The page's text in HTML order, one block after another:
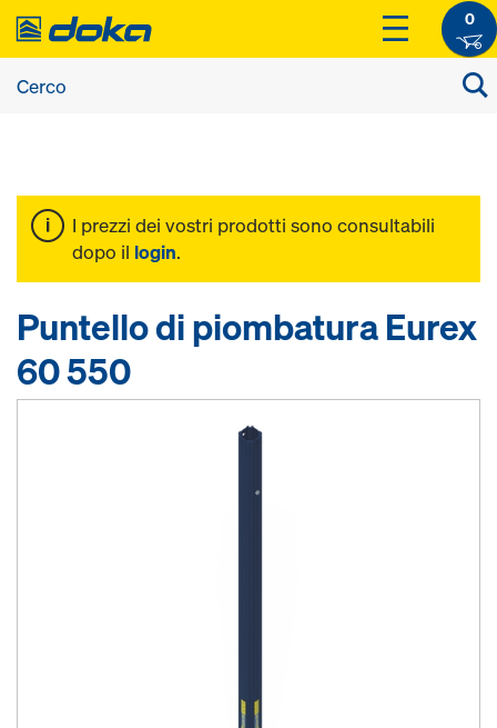
0
I prezzi dei vostri prodotti sono consultabili
dopo il login.
Puntello di piombatura Eurex
60 550